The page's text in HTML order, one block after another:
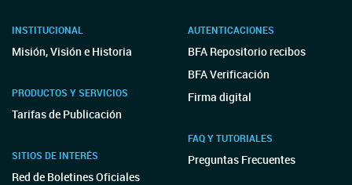
INSTITUCIONAL
Misión, Visión e Historia
PRODUCTOS Y SERVICIOS
Tarifas de Publicación
SITIOS DE INTERÉS
Red de Boletines Oficiales
AUTENTICACIONES
BFA Repositorio recibos
BFA Verificación
Firma digital
FAQ Y TUTORIALES
Preguntas Frecuentes